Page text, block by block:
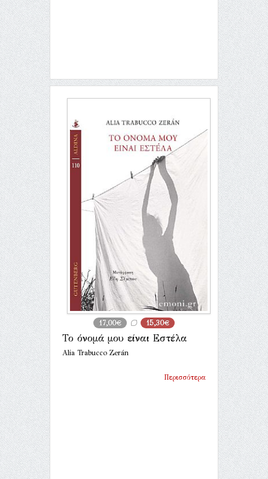
17,00€ 15,30€
Το όνομά μου είναι Εστέλα
Alia Trabucco Zerán
Περισσότερα